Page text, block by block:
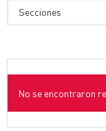
No se encontraron